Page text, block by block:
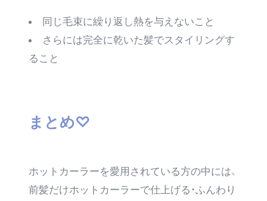
同じ毛束に繰り返し熱を与えないこと
さらには完全に乾いた髪でスタイリングす
ること
まとめ♡
ホットカーラーを愛用されている方の中には、
前髪だけホットカーラーで仕上げる・ふんわり